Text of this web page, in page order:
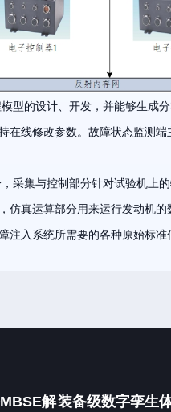
型的设计、开发，并能够生成
在线修改参数。故障状态监测
采集与控制部分针对试验机上
仿真运算部分用来运行发动机
入系统所需要的各种原始标准
解装备级数字孪生